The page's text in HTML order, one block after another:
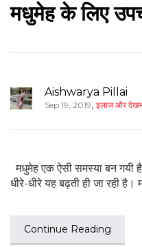
मधुमेह के लिए
Aishwarya Pillai
Sep 19, 2019, इलाज और
मधुमेह एक ऐसी समस्या बन गयी
धीरे-धीरे यह बढ़ती ही जा रही
Continue Reading